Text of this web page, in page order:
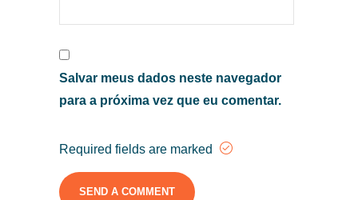
Salvar meus dados neste navegador
para a próxima vez que eu comentar.
Required fields are marked